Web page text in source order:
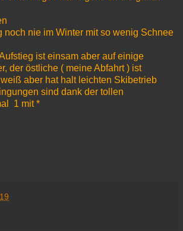
noch nie im Winter mit so wenig Schnee
ist einsam aber auf einige
der östliche ( meine Abfahrt ) ist
aber hat halt leichten Skibetrieb
sind dank der tollen
1 mit *